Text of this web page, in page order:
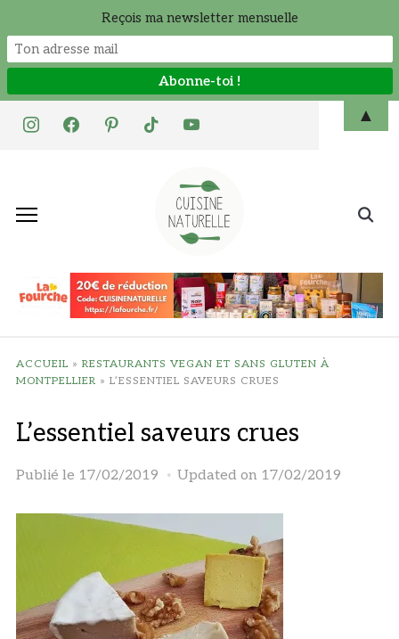
instagramfacebookpinteresttiktok youtube
Search
ACCUEIL » RESTAURANTS VEGAN ET SANS GLUTEN À
MONTPELLIER » L’ESSENTIEL SAVEURS CRUES
L’essentiel saveurs crues
Publié le 17/02/2019 Updated on 17/02/2019
Reçois ma newsletter mensuelle
▲